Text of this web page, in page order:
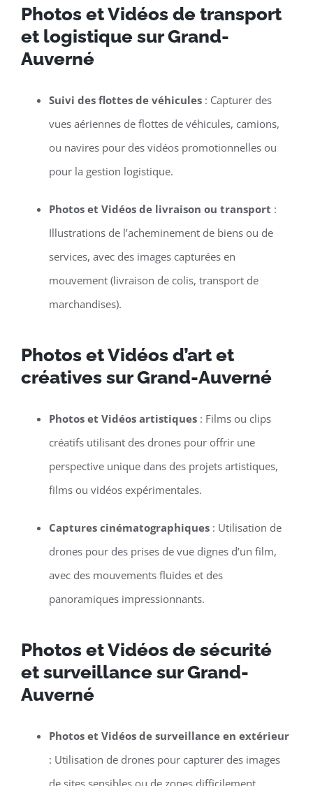
Photos et Vidéos de transport
et logistique sur Grand-
Auverné
Suivi des flottes de véhicules: Capturer des
vues aériennes de flottes de véhicules, camions,
ou navires pour des vidéos promotionnelles ou
pour la gestion logistique.
Photos et Vidéos de livraison ou transport :
Illustrations de l’acheminement de biens ou de
services, avec des images capturées en
mouvement (livraison de colis, transport de
marchandises).
Photos et Vidéos d’art et
créatives sur Grand-Auverné
Photos et Vidéos artistiques: Films ou clips
créatifs utilisant des drones pour offrir une
perspective unique dans des projets artistiques,
films ou vidéos expérimentales.
Captures cinématographiques: Utilisation de
drones pour des prises de vue dignes d’un film,
avec des mouvements fluides et des
panoramiques impressionnants.
Photos et Vidéos de sécurité
et surveillance sur Grand-
Auverné
Photos et Vidéos de surveillance en extérieur
: Utilisation de drones pour capturer des images